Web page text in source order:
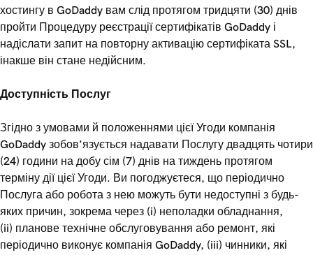
хостингу в GoDaddy вам слід протягом тридцяти (30) днів
пройти Процедуру реєстрації сертифікатів GoDaddy і
надіслати запит на повторну активацію сертифіката SSL,
інакше він стане недійсним.
Доступність Послуг
Згідно з умовами й положеннями цієї Угоди компанія
GoDaddy зобов’язується надавати Послугу двадцять чотири
(24) години на добу сім (7) днів на тиждень протягом
терміну дії цієї Угоди. Ви погоджуєтеся, що періодично
Послуга або робота з нею можуть бути недоступні з будь-
яких причин, зокрема через (i) неполадки обладнання,
(ii) планове технічне обслуговування або ремонт, які
періодично виконує компанія GoDaddy, (iii) чинники, які